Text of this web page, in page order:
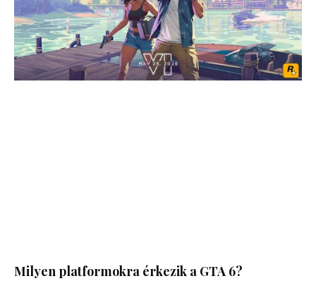
Milyen platformokra érkezik a GTA 6?